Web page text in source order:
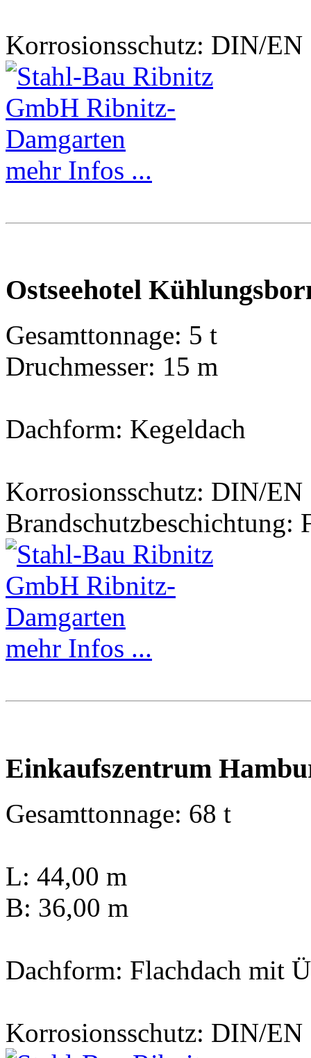
Korrosionsschutz: DIN/EN
mehr Infos ...
Ostseehotel
Gesamttonnage: 5 t
Druchmesser: 15 m
Dachform: Kegeldach
Korrosionsschutz: DIN/EN
Brandschutzbeschichtung:
mehr Infos ...
Einkaufszentrum
Gesamttonnage: 68 t
L: 44,00 m
B: 36,00 m
Dachform: Flachdach mit
Korrosionsschutz: DIN/EN